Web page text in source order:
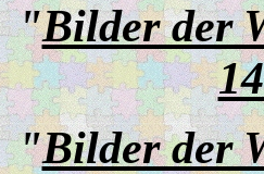
"Bilder der
"Bilder der